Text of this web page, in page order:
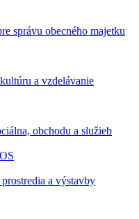
správu obecného majetku
a vzdelávanie
obchodu a služieb
a výstavby